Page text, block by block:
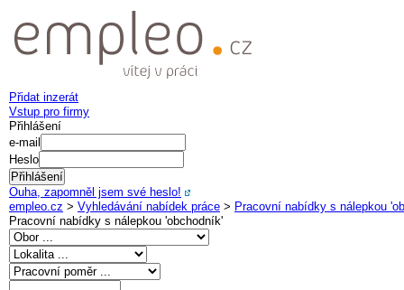
Přidat inzerát
Vstup pro firmy
Přihlášení
e-mail
Heslo
Ouha, zapomněl jsem své heslo!
empleo.cz > Vyhledávání nabídek práce > Pracovní nabídky s nálepkou
Pracovní nabídky s nálepkou 'obchodník'